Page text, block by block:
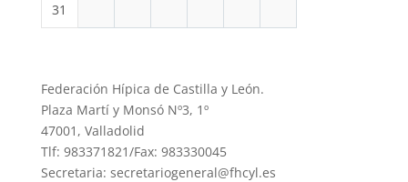
31
Federación Hípica de Castilla y León.
Plaza Martí y Monsó Nº3, 1º
47001, Valladolid
Tlf: 983371821/Fax: 983330045
Secretaria: secretariogeneral@fhcyl.es